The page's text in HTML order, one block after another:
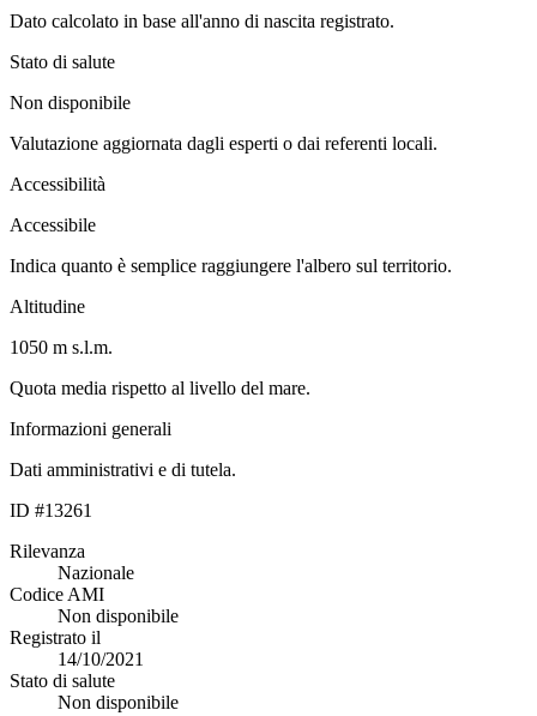
Dato calcolato in base all'anno di nascita registrato.
Stato di salute
Non disponibile
Valutazione aggiornata dagli esperti o dai referenti locali.
Accessibilità
Accessibile
Indica quanto è semplice raggiungere l'albero sul territorio.
Altitudine
1050 m s.l.m.
Quota media rispetto al livello del mare.
Informazioni generali
Dati amministrativi e di tutela.
ID #13261
Rilevanza
Nazionale
Codice AMI
Non disponibile
Registrato il
14/10/2021
Stato di salute
Non disponibile